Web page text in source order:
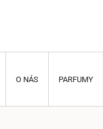
O NÁS PARFUMY